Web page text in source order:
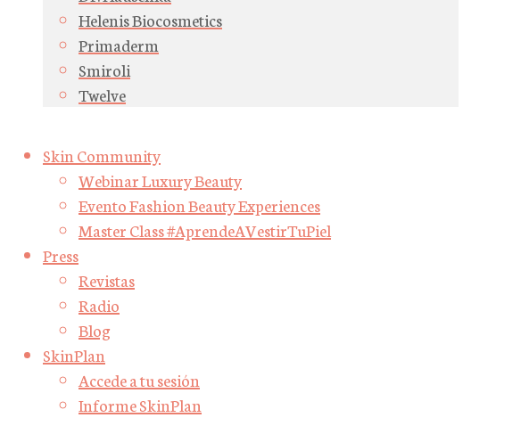
Helenis Biocosmetics
Primaderm
Smiroli
Twelve
Skin Community
Webinar Luxury Beauty
Evento Fashion Beauty Experiences
Master Class #AprendeAVestirTuPiel
Press
Revistas
Radio
Blog
SkinPlan
Accede a tu sesión
Informe SkinPlan